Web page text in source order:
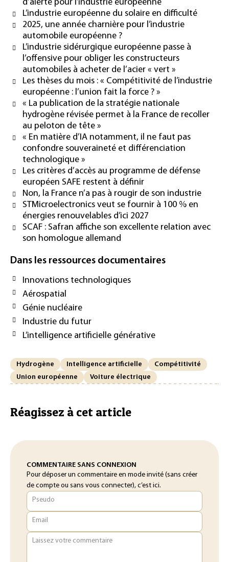
d’alerte pour l’industrie européenne
L’industrie européenne du solaire en difficulté
2025, une année charnière pour l’industrie
automobile européenne ?
L’industrie sidérurgique européenne passe à
l’offensive pour obliger les constructeurs
automobiles à acheter de l’acier « vert »
Les thèses du mois : « Compétitivité de l’industrie
européenne : l’union fait la force ? »
« La publication de la stratégie nationale
hydrogène révisée permet à la France de recoller
au peloton de tête »
« En matière d’IA notamment, il ne faut pas
confondre souveraineté et différenciation
technologique »
Les critères d’accès au programme de défense
européen SAFE restent à définir
Non, la France n’a pas à rougir de son industrie
STMicroelectronics veut se fournir à 100 % en
énergies renouvelables d’ici 2027
SCAF : Safran affiche son excellente relation avec
son homologue allemand
Dans les ressources documentaires
Innovations technologiques
Aérospatial
Génie nucléaire
Industrie du futur
L’intelligence artificielle générative
Hydrogène Intelligence artificielle
Compétitivité
Union européenne
Voiture électrique
Réagissez à cet article
COMMENTAIRE SANS CONNEXION
Pour déposer un commentaire en mode invité (sans créer
de compte ou sans vous connecter), c’est ici.
Pseudo
Email
Laissez votre commentaire